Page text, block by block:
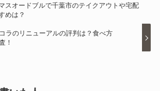
スオードブルで千葉市のテイクアウトや宅配
めは？
ラのリニューアルの評判は？食べ方
！